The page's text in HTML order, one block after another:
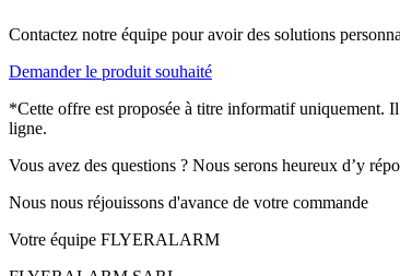
Contactez notre équipe pour avoir des solutions
Demander le produit souhaité
*Cette offre est proposée à titre informatif uniquement.
ligne.
Vous avez des questions ? Nous serons heureux d’y
Nous nous réjouissons d'avance de votre commande
Votre équipe FLYERALARM